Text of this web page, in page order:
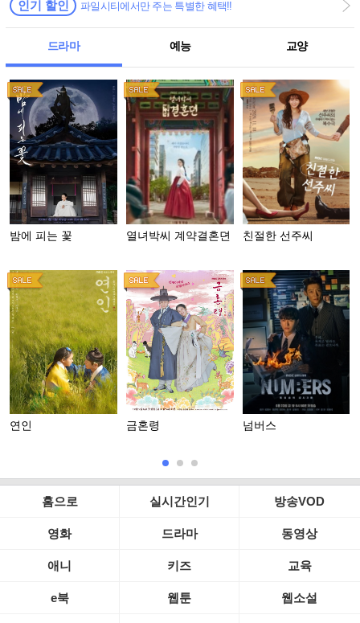
인기 할인 파일시티에서만 주는 특별한 혜택!!
드라마 예능 교양
밤에 피는 꽃 열녀박씨 계약결혼뎐 친절한 선주씨
연인 금혼령 넘버스
홈으로 실시간인기 방송VOD
영화 드라마 동영상
애니 키즈 교육
e북 웹툰 웹소설